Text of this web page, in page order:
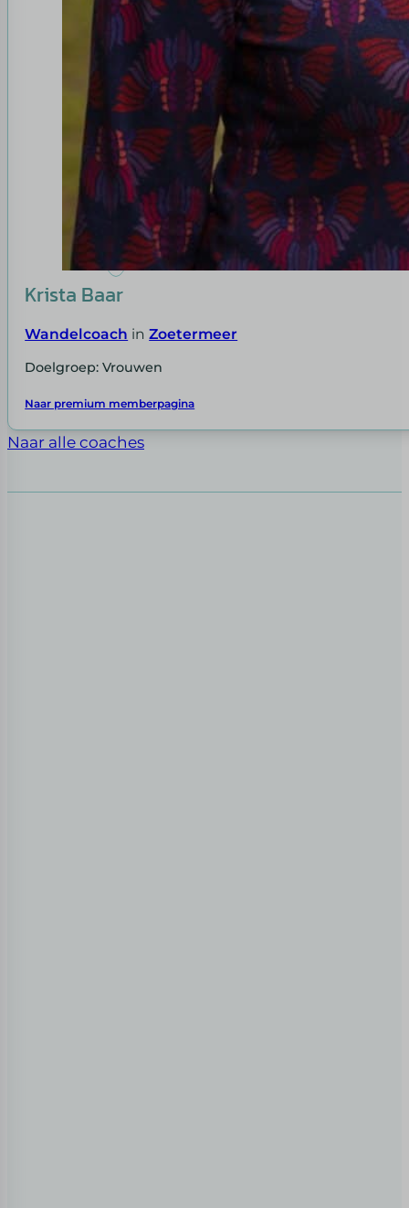
Krista Baar
Wandelcoach inZoetermeer
Doelgroep: Vrouwen
Naar premium memberpagina
Naar alle coaches